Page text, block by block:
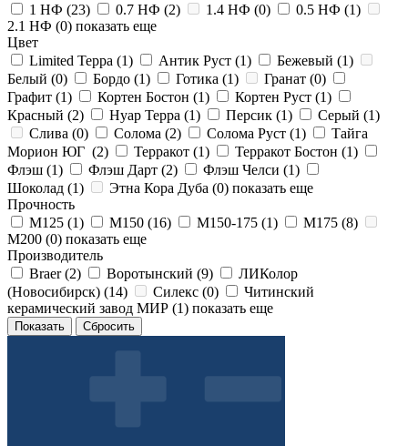
1 НФ (23) 0.7 НФ (2) 1.4 НФ (0) 0.5 НФ (1)
2.1 НФ (0) показать еще
Цвет
Limited Терра (1) Антик Руст (1) Бежевый (1)
Белый (0) Бордо (1) Готика (1) Гранат (0)
Графит (1) Кортен Бостон (1) Кортен Руст (1)
Красный (2) Нуар Терра (1) Персик (1) Серый (1)
Слива (0) Солома (2) Солома Руст (1)
Тайга
Морион ЮГ (2) Терракот (1) Терракот Бостон (1)
Флэш (1) Флэш Дарт (2) Флэш Челси (1)
Шоколад (1) Этна Кора Дуба (0) показать еще
Прочность
М125 (1) М150 (16) М150-175 (1) М175 (8)
М200 (0) показать еще
Производитель
Braer (2) Воротынский (9)
ЛИКолор
(Новосибирск) (14) Силекс (0)
Читинский
керамический завод МИР (1) показать еще